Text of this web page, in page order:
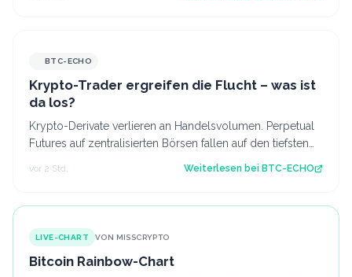
BTC-ECHO
Krypto-Trader ergreifen die Flucht – was ist
da los?
Krypto-Derivate verlieren an Handelsvolumen. Perpetual
Futures auf zentralisierten Börsen fallen auf den tiefsten
vor 2 Std. Weiterlesen bei BTC-ECHO
LIVE-CHART VON MISSCRYPTO
Bitcoin Rainbow-Chart